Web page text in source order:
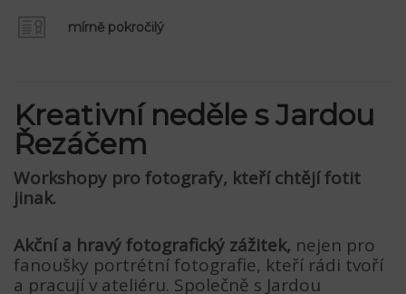
mírně pokročilý
Kreativní neděle s Jardou
Řezáčem
Workshopy pro fotografy, kteří chtějí fotit
jinak.
Akční a hravý fotografický zážitek, nejen pro
fanoušky portrétní fotografie, kteří rádi tvoří
a pracují v ateliéru. Společně s Jardou